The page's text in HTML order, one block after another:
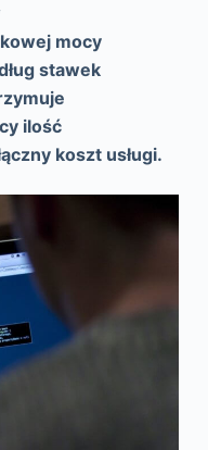
mocy
stawek
ilość
koszt usługi.